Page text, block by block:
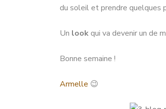
du soleil et prendre quelques
Un lookqui va devenir un de
Bonne semaine !
Armelle 😉